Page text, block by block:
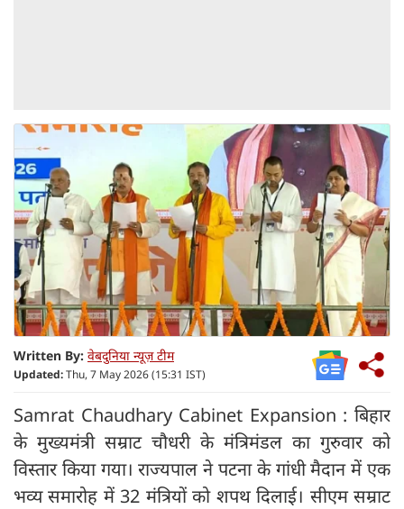
Written By: वेबदुनिया न्यूज़ टीम
Updated:Thu, 7 May 2026 (15:31 IST)
Samrat Chaudhary Cabinet Expansion : बिहार
के मुख्यमंत्री सम्राट चौधरी के मंत्रिमंडल का गुरुवार को
विस्तार किया गया। राज्यपाल ने पटना के गांधी मैदान में एक
भव्य समारोह में 32 मंत्रियों को शपथ दिलाई। सीएम सम्राट